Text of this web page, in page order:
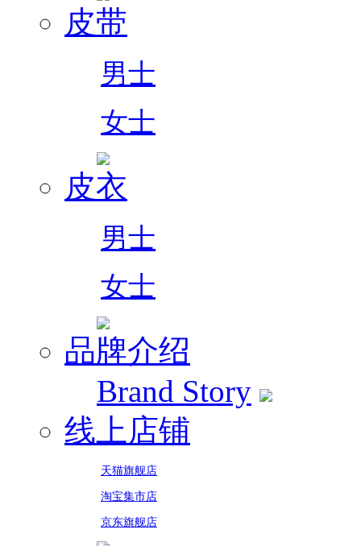
皮带
男士
女士
皮衣
男士
女士
品牌介绍
Brand Story
线上店铺
天猫旗舰店
淘宝集市店
京东旗舰店